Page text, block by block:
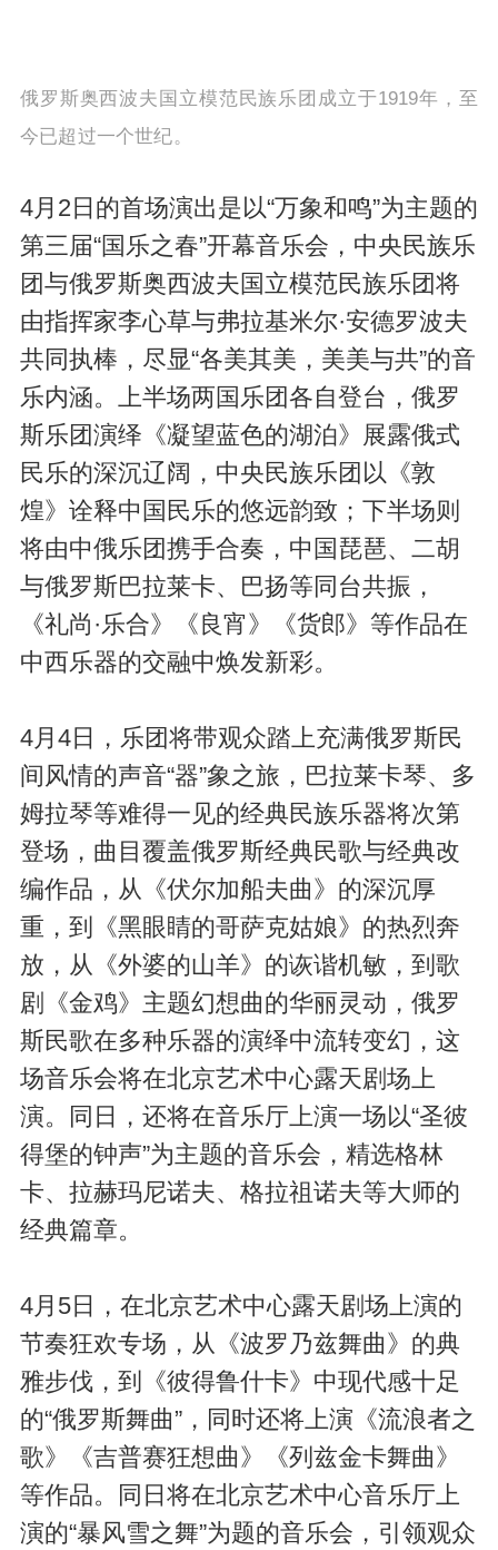
俄罗斯奥西波夫国立模范民族乐团成立于1919年，至
今已超过一个世纪。
4月2日的首场演出是以“万象和鸣”为主题的
第三届“国乐之春”开幕音乐会，中央民族乐
团与俄罗斯奥西波夫国立模范民族乐团将
由指挥家李心草与弗拉基米尔·安德罗波夫
共同执棒，尽显“各美其美，美美与共”的音
乐内涵。上半场两国乐团各自登台，俄罗
斯乐团演绎《凝望蓝色的湖泊》展露俄式
民乐的深沉辽阔，中央民族乐团以《敦
煌》诠释中国民乐的悠远韵致；下半场则
将由中俄乐团携手合奏，中国琵琶、二胡
与俄罗斯巴拉莱卡、巴扬等同台共振，
《礼尚·乐合》《良宵》《货郎》等作品在
中西乐器的交融中焕发新彩。
4月4日，乐团将带观众踏上充满俄罗斯民
间风情的声音“器”象之旅，巴拉莱卡琴、多
姆拉琴等难得一见的经典民族乐器将次第
登场，曲目覆盖俄罗斯经典民歌与经典改
编作品，从《伏尔加船夫曲》的深沉厚
重，到《黑眼睛的哥萨克姑娘》的热烈奔
放，从《外婆的山羊》的诙谐机敏，到歌
剧《金鸡》主题幻想曲的华丽灵动，俄罗
斯民歌在多种乐器的演绎中流转变幻，这
场音乐会将在北京艺术中心露天剧场上
演。同日，还将在音乐厅上演一场以“圣彼
得堡的钟声”为主题的音乐会，精选格林
卡、拉赫玛尼诺夫、格拉祖诺夫等大师的
经典篇章。
4月5日，在北京艺术中心露天剧场上演的
节奏狂欢专场，从《波罗乃兹舞曲》的典
雅步伐，到《彼得鲁什卡》中现代感十足
的“俄罗斯舞曲”，同时还将上演《流浪者之
歌》《吉普赛狂想曲》《列兹金卡舞曲》
等作品。同日将在北京艺术中心音乐厅上
演的“暴风雪之舞”为题的音乐会，引领观众